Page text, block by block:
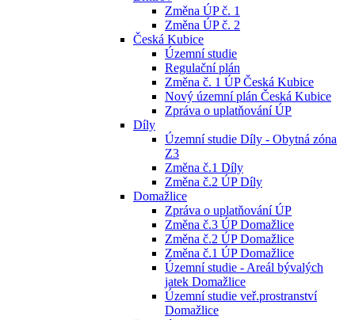
Změna ÚP č. 1
Změna ÚP č. 2
Česká Kubice
Územní studie
Regulační plán
Změna č. 1 ÚP Česká Kubice
Nový územní plán Česká Kubice
Zpráva o uplatňování ÚP
Díly
Územní studie Díly - Obytná zóna
Z3
Změna č.1 Díly
Změna č.2 ÚP Díly
Domažlice
Zpráva o uplatňování ÚP
Změna č.3 ÚP Domažlice
Změna č.2 ÚP Domažlice
Změna č.1 ÚP Domažlice
Územní studie - Areál bývalých
jatek Domažlice
Územní studie veř.prostranství
Domažlice